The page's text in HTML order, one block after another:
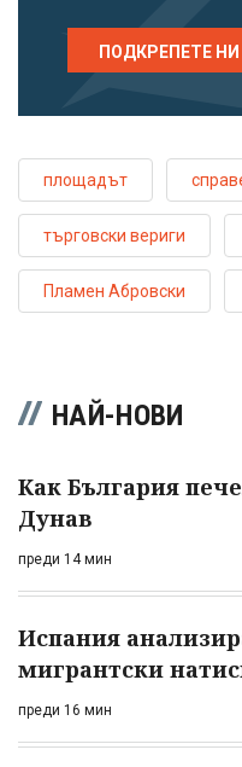
ПОДКРЕПЕТЕ НИ
площадът
търговски вериги
Пламен Абровски
НАЙ-НОВИ
Как България
Дунав
преди 14 мин
Испания
мигрантски
преди 16 мин